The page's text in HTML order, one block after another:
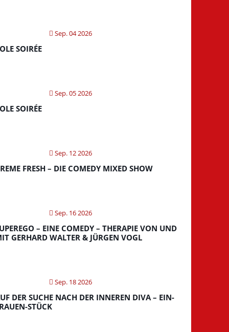
Sep. 04 2026
SOIRÉE
Sep. 05 2026
SOIRÉE
Sep. 12 2026
FRESH – DIE COMEDY MIXED SHOW
Sep. 16 2026
– EINE COMEDY – THERAPIE VON UND
GERHARD WALTER & JÜRGEN VOGL
Sep. 18 2026
DER SUCHE NACH DER INNEREN DIVA – EIN-
STÜCK